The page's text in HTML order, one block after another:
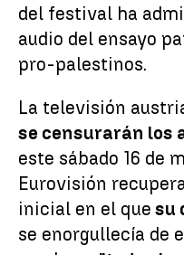
del festival ha
audio del ensayo
pro-palestinos.
La televisión
se censurarán los
este sábado 16 de
Eurovisión
inicial en el que su
se enorgullecía de